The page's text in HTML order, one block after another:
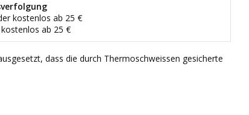
kostenlos ab 25 €
ab 25 €
dass die durch Thermoschweissen gesicherte